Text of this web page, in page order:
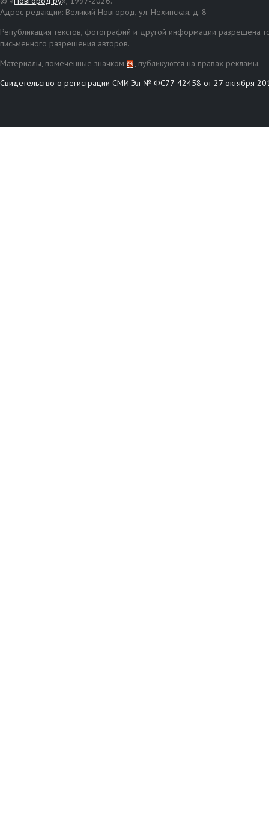
Адрес редакции: Великий Новгород, ул. Нехинская, д. 8
Републикация текстов, фотографий и другой информации разрешена
письменного разрешения авторов.
Материалы, помеченные значком
, публикуются на правах рекламы.
Свидетельство о регистрации СМИ Эл № ФС77-42458 от 27 октября